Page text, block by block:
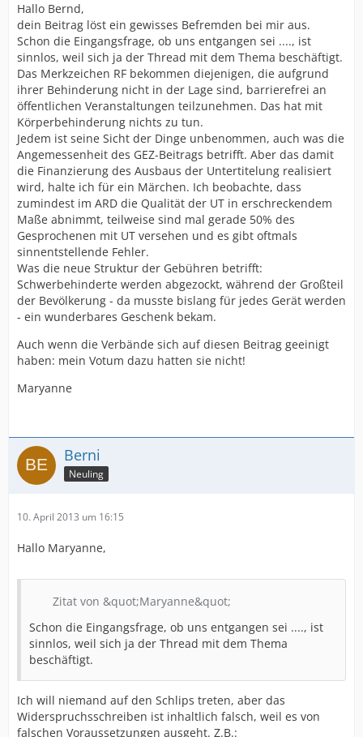
Hallo Bernd,
dein Beitrag löst ein gewisses Befremden bei mir aus.
Schon die Eingangsfrage, ob uns entgangen sei ...., ist
sinnlos, weil sich ja der Thread mit dem Thema beschäftigt.
Das Merkzeichen RF bekommen diejenigen, die aufgrund
ihrer Behinderung nicht in der Lage sind, barrierefrei an
öffentlichen Veranstaltungen teilzunehmen. Das hat mit
Körperbehinderung nichts zu tun.
Jedem ist seine Sicht der Dinge unbenommen, auch was die
Angemessenheit des GEZ-Beitrags betrifft. Aber das damit
die Finanzierung des Ausbaus der Untertitelung realisiert
wird, halte ich für ein Märchen. Ich beobachte, dass
zumindest im ARD die Qualität der UT in erschreckendem
Maße abnimmt, teilweise sind mal gerade 50% des
Gesprochenen mit UT versehen und es gibt oftmals
sinnentstellende Fehler.
Was die neue Struktur der Gebühren betrifft:
Schwerbehinderte werden abgezockt, während der Großteil
der Bevölkerung - da musste bislang für jedes Gerät werden
- ein wunderbares Geschenk bekam.
Auch wenn die Verbände sich auf diesen Beitrag geeinigt
haben: mein Votum dazu hatten sie nicht!
Maryanne
Berni
Neuling
10. April 2013 um 16:15
Hallo Maryanne,
Zitat von &quot;Maryanne&quot;
Schon die Eingangsfrage, ob uns entgangen sei ...., ist
sinnlos, weil sich ja der Thread mit dem Thema
beschäftigt.
Ich will niemand auf den Schlips treten, aber das
Widerspruchsschreiben ist inhaltlich falsch, weil es von
falschen Voraussetzungen ausgeht. Z.B.: